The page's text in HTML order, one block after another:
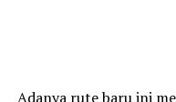
Adanya rute baru ini